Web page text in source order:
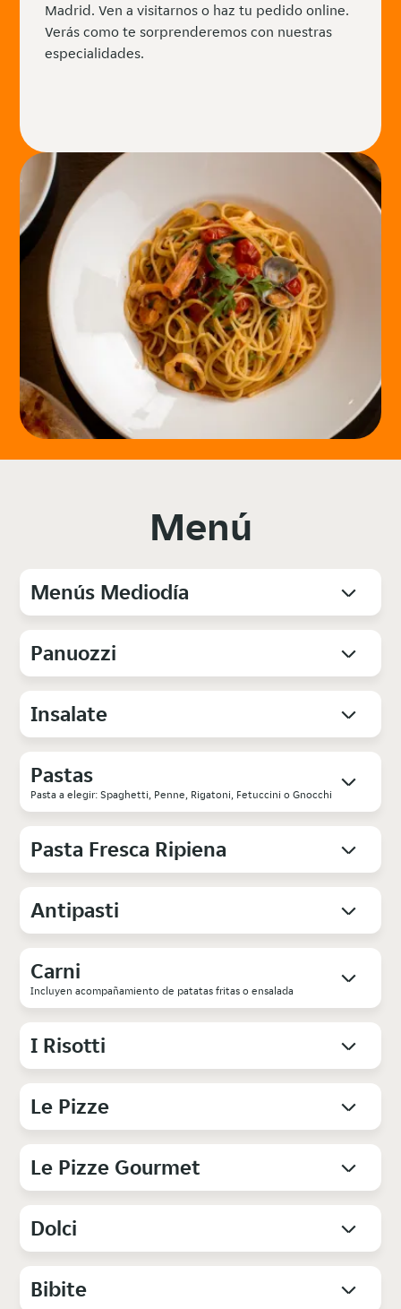
Madrid. Ven a visitarnos o haz tu pedido online.
Verás como te sorprenderemos con nuestras
especialidades.
Menú
Menús Mediodía
Panuozzi
Insalate
Pastas
Pasta a elegir: Spaghetti, Penne, Rigatoni, Fetuccini o Gnocchi
Pasta Fresca Ripiena
Antipasti
Carni
Incluyen acompañamiento de patatas fritas o ensalada
I Risotti
Le Pizze
Le Pizze Gourmet
Dolci
Bibite